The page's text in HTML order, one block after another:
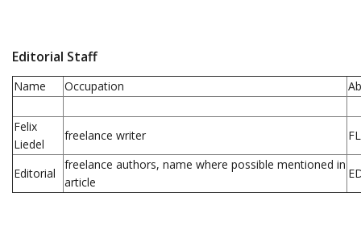
Editorial Staff
Name Occupation
Felix
Liedel
freelance writer FL
Editorial
freelance authors, name where possible mentioned in
article